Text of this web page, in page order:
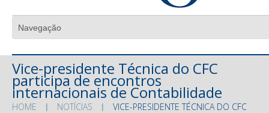
Vice-presidente Técnica do CFC
participa de encontros
internacionais de Contabilidade
HOME NOTÍCIAS
VICE-PRESIDENTE TÉCNICA DO CFC